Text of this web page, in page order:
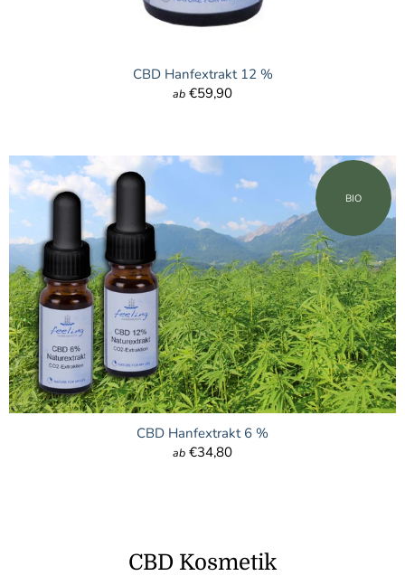
CBD Hanfextrakt 12 %
ab €59,90
BIO
CBD Hanfextrakt 6 %
ab €34,80
CBD Kosmetik